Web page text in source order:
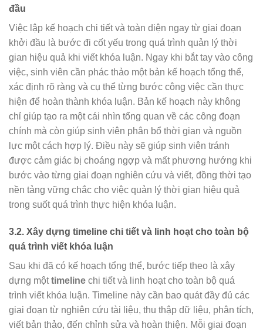
đầu
Việc lập kế hoạch chi tiết và toàn diện ngay từ giai đoạn
khởi đầu là bước đi cốt yếu trong quá trình quản lý thời
gian hiệu quả khi viết khóa luận. Ngay khi bắt tay vào công
việc, sinh viên cần phác thảo một bản kế hoạch tổng thể,
xác định rõ ràng và cụ thể từng bước công việc cần thực
hiện để hoàn thành khóa luận. Bản kế hoạch này không
chỉ giúp tạo ra một cái nhìn tổng quan về các công đoạn
chính mà còn giúp sinh viên phân bổ thời gian và nguồn
lực một cách hợp lý. Điều này sẽ giúp sinh viên tránh
được cảm giác bị choáng ngợp và mất phương hướng khi
bước vào từng giai đoạn nghiên cứu và viết, đồng thời tạo
nền tảng vững chắc cho việc quản lý thời gian hiệu quả
trong suốt quá trình thực hiện khóa luận.
3.2. Xây dựng timeline chi tiết và linh hoạt cho toàn bộ
quá trình viết khóa luận
Sau khi đã có kế hoạch tổng thể, bước tiếp theo là xây
dựng mộttimeline chi tiết và linh hoạt cho toàn bộ quá
trình viết khóa luận. Timeline này cần bao quát đầy đủ các
giai đoạn từ nghiên cứu tài liệu, thu thập dữ liệu, phân tích,
viết bản thảo, đến chỉnh sửa và hoàn thiện. Mỗi giai đoạn